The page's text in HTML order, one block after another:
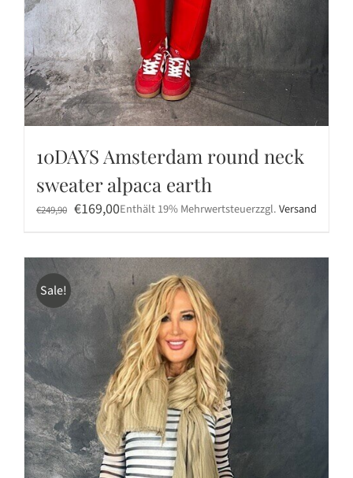
10DAYS Amsterdam round neck
sweater alpaca earth
€249,90 Ursprünglicher
€249,90
€169,00Aktueller
€169,00.
Enthält 19% Mehrwertsteuerzzgl.Versand
Sale!